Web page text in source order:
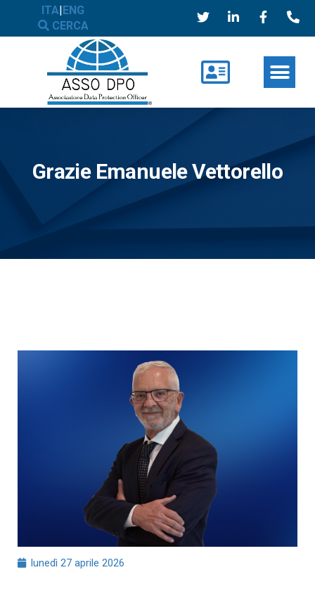
ITA|ENG
CERCA
Grazie Emanuele Vettorello
lunedì 27 aprile 2026